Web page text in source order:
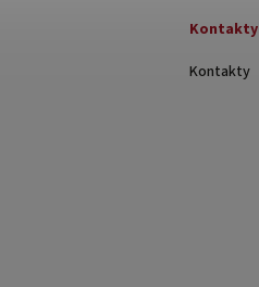
Kontakty
Kontakty